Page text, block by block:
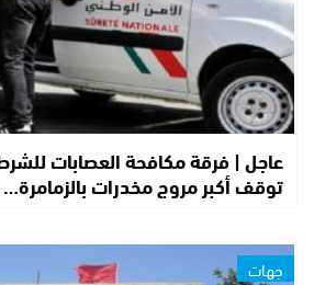
عاجل | فرقة مكافحة العصابات
توقف أكبر مروج مخدرات بالزمامرة…
جهات